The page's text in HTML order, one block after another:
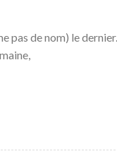
pas de nom) le dernier.